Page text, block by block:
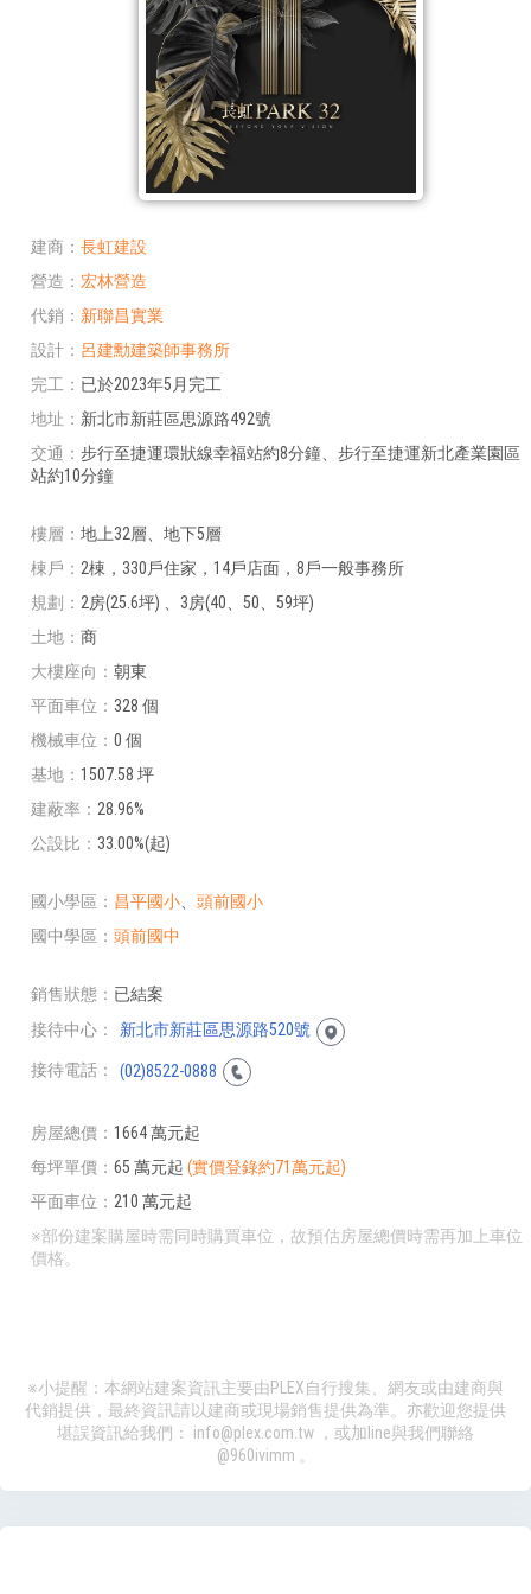
建商
長虹建設
營造
宏林營造
代銷
新聯昌實業
設計
呂建勳建築師事務所
完工
已於2023年5月完工
地址
新北市新莊區思源路492號
交通
步行至捷運環狀線幸福站約8分鐘、步行至捷運新北產業園區
站約10分鐘
樓層
地上32層、地下5層
棟戶
2棟，330戶住家，14戶店面，8戶一般事務所
規劃
2房(25.6坪) 、3房(40、50、59坪)
土地
商
大樓座向
朝東
平面車位
328 個
機械車位
0 個
基地
1507.58 坪
建蔽率
28.96%
公設比
33.00%(起)
國小學區 昌平國小 、頭前國小
國中學區
頭前國中
銷售狀態
已結案
接待中心
新北市新莊區思源路520號
接待電話 (02)8522-0888
房屋總價
1664 萬元起
每坪單價
65 萬元起(實價登錄約71萬元起)
平面車位
210 萬元起
※部份建案購屋時需同時購買車位，故預估房屋總價時需再加上車位
價格。
※小提醒：本網站建案資訊主要由PLEX自行搜集、網友或由建商與
代銷提供，最終資訊請以建商或現場銷售提供為準。亦歡迎您提供
堪誤資訊給我們： info@plex.com.tw ，或加line與我們聯絡
@960ivimm 。